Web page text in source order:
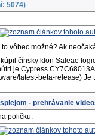
5074)
vôbec možné? Ak
čínsky klon Saleae
je Cypress
latest-beta-release)
- prehrávanie
poličku.